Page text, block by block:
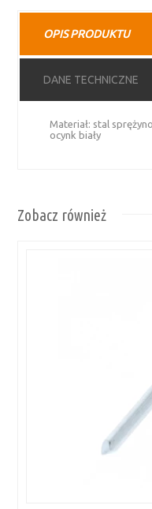
OPIS PRODUKTU
DANE TECHNICZNE
Materiał: stal
ocynk biały
Zobacz również